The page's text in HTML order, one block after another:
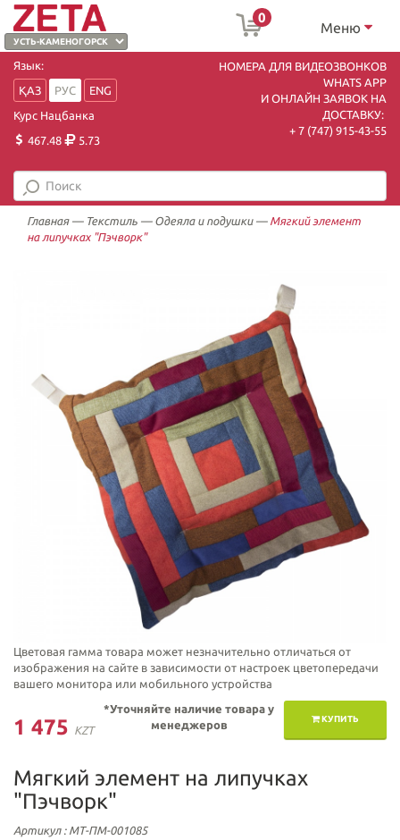
0
Меню
Язык:
ҚАЗ
РУС
ENG
Курс Нацбанка
467.48
5.73
НОМЕРА ДЛЯ ВИДЕОЗВОНКОВ
WHATS APP
И ОНЛАЙН ЗАЯВОК НА
ДОСТАВКУ:
+ 7 (747) 915-43-55
Главная— Текстиль — Одеяла и подушки— Мягкий элемент
на липучках "Пэчворк"
Цветовая гамма товара может незначительно отличаться от
изображения на сайте в зависимости от настроек цветопередачи
вашего монитора или мобильного устройства
1 475 KZT
КУПИТЬ
*Уточняйте наличие товара у
менеджеров
Мягкий элемент на липучках
"Пэчворк"
Артикул: МТ-ПМ-001085